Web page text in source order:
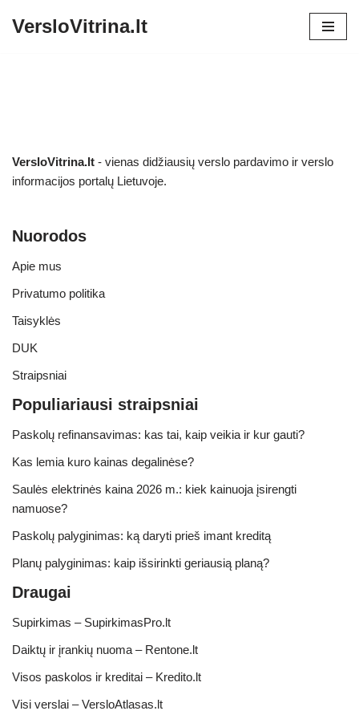
VersloVitrina.lt
VersloVitrina.lt - vienas didžiausių verslo pardavimo ir verslo
informacijos portalų Lietuvoje.
Nuorodos
Apie mus
Privatumo politika
Taisyklės
DUK
Straipsniai
Populiariausi straipsniai
Paskolų refinansavimas: kas tai, kaip veikia ir kur gauti?
Kas lemia kuro kainas degalinėse?
Saulės elektrinės kaina 2026 m.: kiek kainuoja įsirengti
namuose?
Paskolų palyginimas: ką daryti prieš imant kreditą
Planų palyginimas: kaip išsirinkti geriausią planą?
Draugai
Supirkimas – SupirkimasPro.lt
Daiktų ir įrankių nuoma – Rentone.lt
Visos paskolos ir kreditai – Kredito.lt
Visi verslai – VersloAtlasas.lt